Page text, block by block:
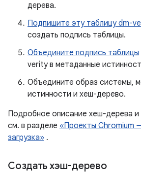
дерева.
Подпишите эту таблицу dm-
создать подпись таблицы.
Объедините подпись таблицы
verity в метаданные
Объедините образ системы,
истинности и хеш-дерево.
Подробное описание хеш-дерева
см. в разделе «Проекты Chromium
загрузка» .
Создать хэш-дерево